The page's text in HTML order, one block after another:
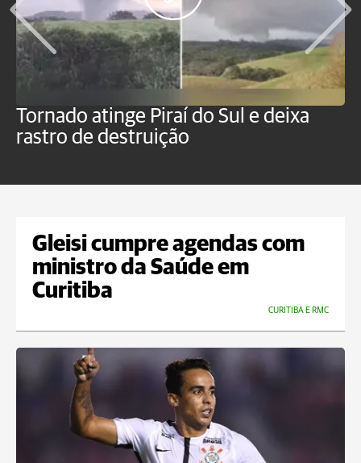
Tornado atinge Piraí do Sul e deixa
rastro de destruição
Gleisi cumpre agendas com
ministro da Saúde em
Curitiba
CURITIBA E RMC